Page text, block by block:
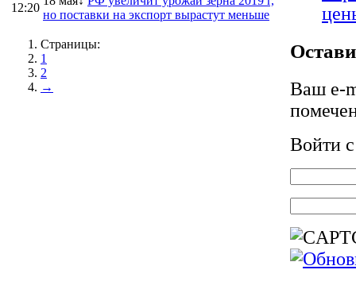
12:20
но поставки на экспорт вырастут меньше
Страницы:
1
2
→
Ваш e-
Войти